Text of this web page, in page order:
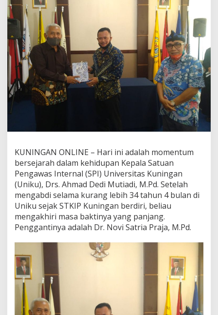
KUNINGAN ONLINE – Hari ini adalah momentum
bersejarah dalam kehidupan Kepala Satuan
Pengawas Internal (SPI) Universitas Kuningan
(Uniku), Drs. Ahmad Dedi Mutiadi, M.Pd. Setelah
mengabdi selama kurang lebih 34 tahun 4 bulan di
Uniku sejak STKIP Kuningan berdiri, beliau
mengakhiri masa baktinya yang panjang.
Penggantinya adalah Dr. Novi Satria Praja, M.Pd.